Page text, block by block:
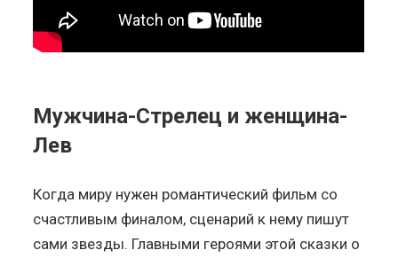
Мужчина-Стрелец и женщина-
Лев
Когда миру нужен романтический фильм со
счастливым финалом, сценарий к нему пишут
сами звезды. Главными героями этой сказки о